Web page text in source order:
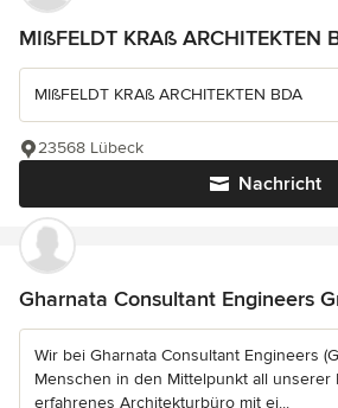
MIßFELDT KRAß ARCHITEKTEN
MIßFELDT KRAß ARCHITEKTEN BDA
Nachricht
23568 Lübeck
Gharnata Consultant Engineers
Wir bei Gharnata Consultant Engineers
Menschen in den Mittelpunkt all unserer
erfahrenes Architekturbüro mit ei...